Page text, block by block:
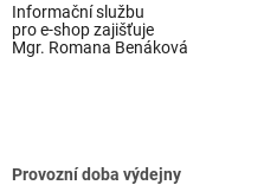
Informační službu
pro e-shop zajišťuje
Mgr. Romana Benáková
Provozní doba výdejny